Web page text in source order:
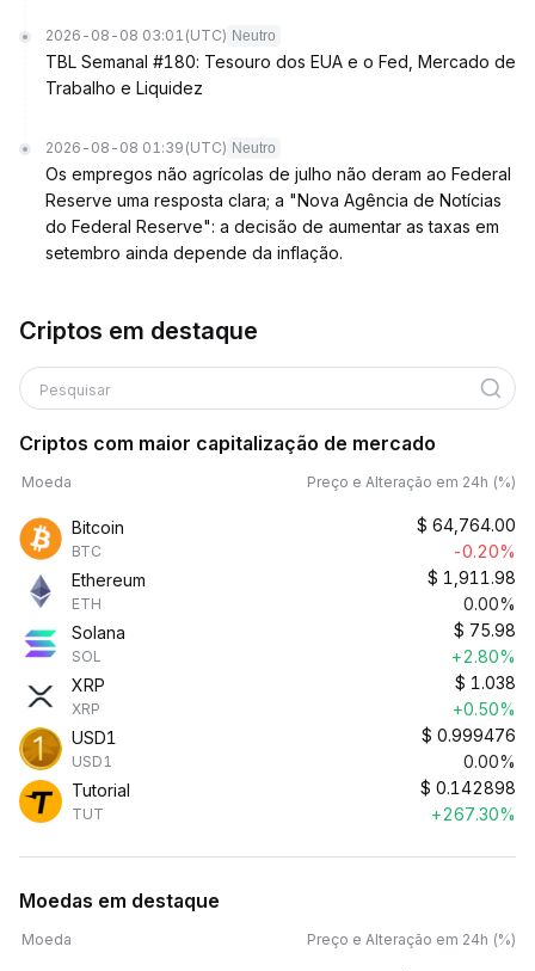
2026-08-08 03:01 (UTC) Neutro
TBL Semanal #180: Tesouro dos EUA e o Fed, Mercado de
Trabalho e Liquidez
2026-08-08 01:39 (UTC) Neutro
Os empregos não agrícolas de julho não deram ao Federal
Reserve uma resposta clara; a "Nova Agência de Notícias
do Federal Reserve": a decisão de aumentar as taxas em
setembro ainda depende da inflação.
Criptos em destaque
Pesquisar
Criptos com maior capitalização de mercado
Moeda Preço e Alteração em 24h (%)
Bitcoin
BTC
$ 64,764.00
-0.20%
Ethereum
ETH
$ 1,911.98
0.00%
Solana
SOL
$ 75.98
+2.80%
XRP
XRP
$ 1.038
+0.50%
USD1
USD1
$ 0.999476
0.00%
Tutorial
TUT
$ 0.142898
+267.30%
Moedas em destaque
Moeda Preço e Alteração em 24h (%)